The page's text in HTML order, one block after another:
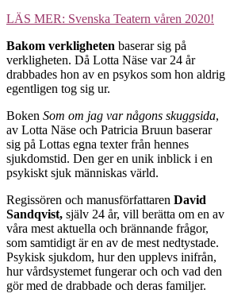
LÄS MER: Svenska Teatern våren 2020!
Bakom verkligheten baserar sig på
verkligheten. Då Lotta Näse var 24 år
drabbades hon av en psykos som hon aldrig
egentligen tog sig ur.
Boken Som om jag var någons skuggsida,
av Lotta Näse och Patricia Bruun baserar
sig på Lottas egna texter från hennes
sjukdomstid. Den ger en unik inblick i en
psykiskt sjuk människas värld.
Regissören och manusförfattaren David
Sandqvist, själv 24 år, vill berätta om en av
våra mest aktuella och brännande frågor,
som samtidigt är en av de mest nedtystade.
Psykisk sjukdom, hur den upplevs inifrån,
hur vårdsystemet fungerar och och vad den
gör med de drabbade och deras familjer.